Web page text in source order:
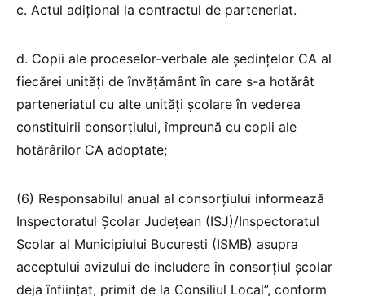
c. Actul adițional la contractul de parteneriat.
d. Copii ale proceselor-verbale ale şedinţelor CA al
fiecărei unităţi de învățământ în care s-a hotărât
parteneriatul cu alte unităţi şcolare în vederea
constituirii consorţiului, împreună cu copii ale
hotărârilor CA adoptate;
(6) Responsabilul anual al consorțiului informează
Inspectoratul Școlar Județean (ISJ)/Inspectoratul
Școlar al Municipiului București (ISMB) asupra
acceptului avizului de includere în consorțiul școlar
deja înfiinţat, primit de la Consiliul Local”, conform